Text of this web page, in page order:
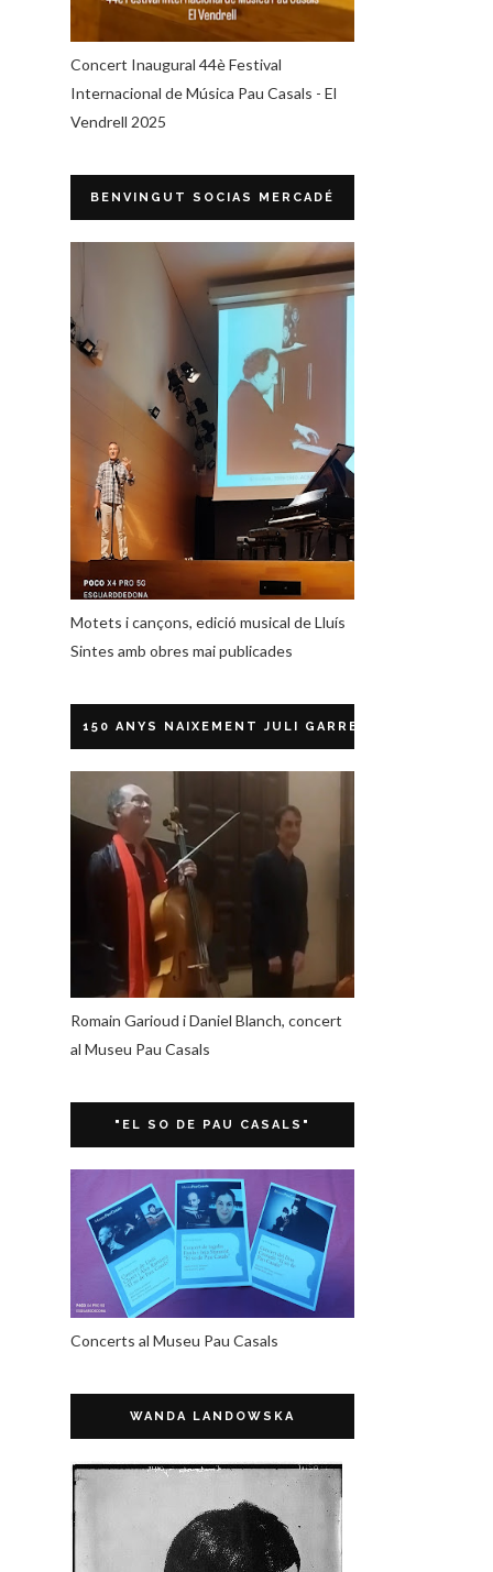
Concert Inaugural 44è Festival
Internacional de Música Pau Casals - El
Vendrell 2025
BENVINGUT SOCIAS MERCADÉ
Motets i cançons, edició musical de Lluís
Sintes amb obres mai publicades
150 ANYS NAIXEMENT JULI GARRETA
Romain Garioud i Daniel Blanch, concert
al Museu Pau Casals
"EL SO DE PAU CASALS"
Concerts al Museu Pau Casals
WANDA LANDOWSKA